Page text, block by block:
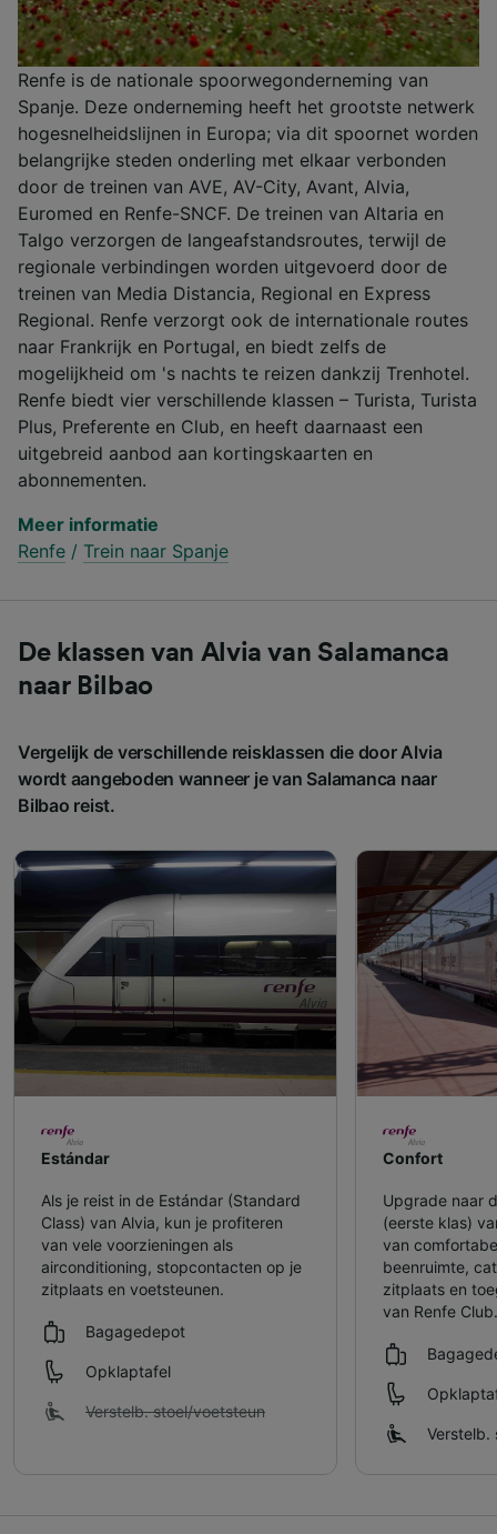
Renfe is de nationale spoorwegonderneming van
Spanje. Deze onderneming heeft het grootste netwerk
hogesnelheidslijnen in Europa; via dit spoornet worden
belangrijke steden onderling met elkaar verbonden
door de treinen van AVE, AV-City, Avant, Alvia,
Euromed en Renfe-SNCF. De treinen van Altaria en
Talgo verzorgen de langeafstandsroutes, terwijl de
regionale verbindingen worden uitgevoerd door de
treinen van Media Distancia, Regional en Express
Regional. Renfe verzorgt ook de internationale routes
naar Frankrijk en Portugal, en biedt zelfs de
mogelijkheid om 's nachts te reizen dankzij Trenhotel.
Renfe biedt vier verschillende klassen – Turista, Turista
Plus, Preferente en Club, en heeft daarnaast een
uitgebreid aanbod aan kortingskaarten en
abonnementen.
Meer informatie
Renfe / Trein naar Spanje
De klassen van Alvia van Salamanca
naar Bilbao
Vergelijk de verschillende reisklassen die door Alvia
wordt aangeboden wanneer je van Salamanca naar
Bilbao reist.
Estándar
Als je reist in de Estándar (Standard
Class) van Alvia, kun je profiteren
van vele voorzieningen als
airconditioning, stopcontacten op je
zitplaats en voetsteunen.
Bagagedepot
Opklaptafel
Verstelb. stoel/​voetsteun
Confort
Upgrade naar
(eerste klas)
van
beenruimte,
zitplaats en
van Renfe Club.
Verstelb.